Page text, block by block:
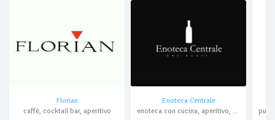
Florian
caffè, cocktail bar, aperitivo
Enoteca Centrale
enoteca con cucina, aperitivo, cocktail bar